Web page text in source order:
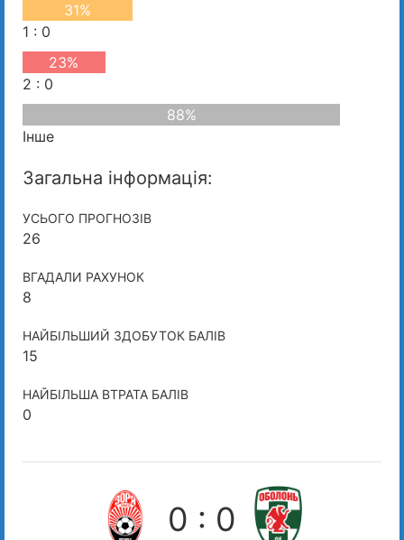
31%
1 : 0
23%
2 : 0
88%
Інше
Загальна інформація:
УСЬОГО ПРОГНОЗІВ
26
ВГАДАЛИ РАХУНОК
8
НАЙБІЛЬШИЙ ЗДОБУТОК БАЛІВ
15
НАЙБІЛЬША ВТРАТА БАЛІВ
0
0 : 0